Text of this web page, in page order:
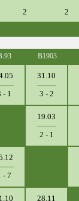
2 2
B1903
- 1
31.10
3 - 2
19.03
2 - 1
- 7
28.11